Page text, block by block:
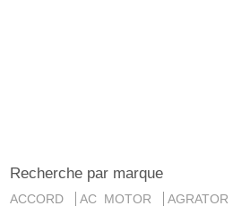
Recherche par marque
ACCORD AC MOTOR AGRATOR